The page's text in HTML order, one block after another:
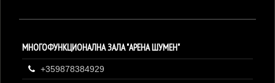
МНОГОФУНКЦИОНАЛНА ЗАЛА "АРЕНА ШУМЕН"
+359878384929